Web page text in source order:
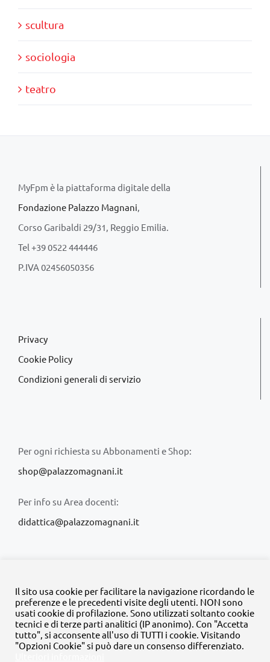
scultura
sociologia
teatro
MyFpm è la piattaforma digitale della
Fondazione Palazzo Magnani,
Corso Garibaldi 29/31, Reggio Emilia.
Tel +39 0522 444446
P.IVA 02456050356
Privacy
Cookie Policy
Condizioni generali di servizio
Per ogni richiesta su Abbonamenti e Shop:
shop@palazzomagnani.it
Per info su Area docenti:
didattica@palazzomagnani.it
© Copyright 2020 -2026 | Tutti i diritti riservati | MyFpm è un
progetto dellaFondazione Palazzo Magnani
Il sito usa cookie per facilitare la navigazione ricordando le
preferenze e le precedenti visite degli utenti. NON sono
usati cookie di profilazione. Sono utilizzati soltanto cookie
tecnici e di terze parti analitici (IP anonimo). Con "Accetta
tutto", si acconsente all'uso di TUTTI i cookie. Visitando
"Opzioni Cookie" si può dare un consenso differenziato.